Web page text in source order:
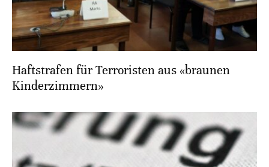
Haftstrafen für Terroristen aus «braunen
Kinderzimmern»